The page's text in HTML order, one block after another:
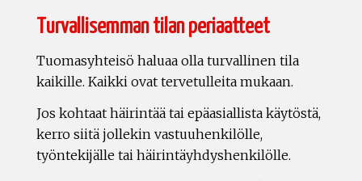
Turvallisemman tilan periaatteet
Tuomasyhteisö haluaa olla turvallinen tila
kaikille. Kaikki ovat tervetulleita mukaan.
Jos kohtaat häirintää tai epäasiallista käytöstä,
kerro siitä jollekin vastuuhenkilölle,
työntekijälle tai häirintäyhdyshenkilölle.